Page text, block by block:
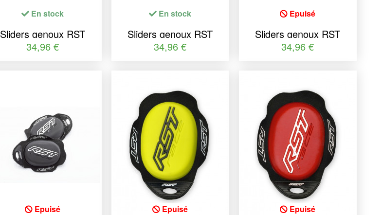
En stock
Sliders genoux RST
Factory
34,96 €
En stock
Sliders genoux RST
Factory
34,96 €
Epuisé
Sliders genoux RST
Factory
34,96 €
Epuisé Epuisé Epuisé